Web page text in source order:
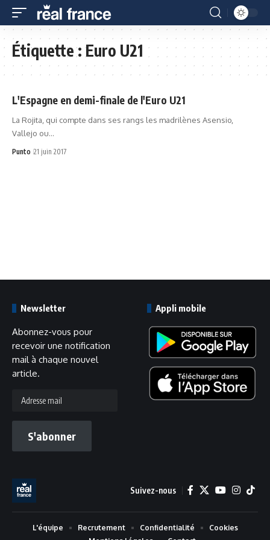
Étiquette :Euro U21
L'Espagne en demi-finale de l'Euro U21
La Rojita, qui compte dans ses rangs les madrilènes Asensio,
Vallejo ou…
Punto 21 juin 2017
Newsletter
Abonnez-vous pour
recevoir une notification
mail à chaque nouvel
article.
mail
S'abonner
Appli mobile
Suivez-nous
L'équipe Recrutement Confidentialité
Cookies